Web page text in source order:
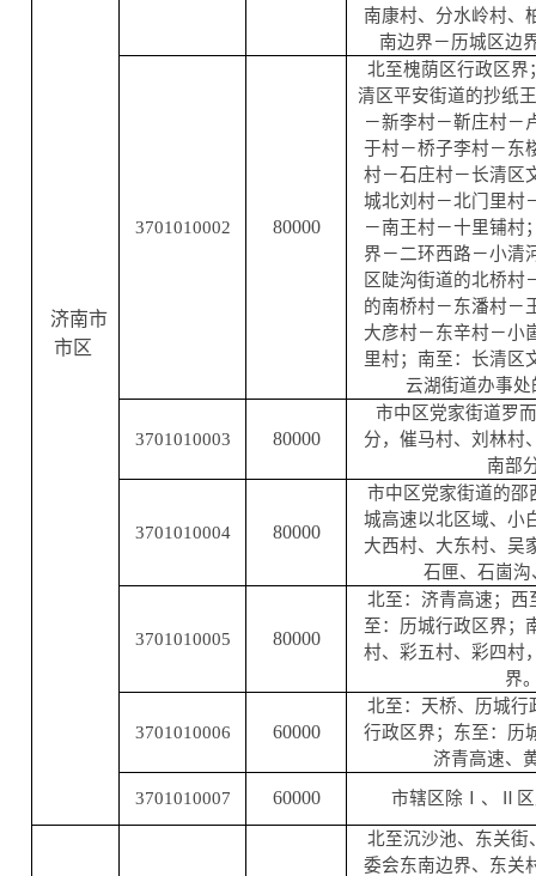
济南市
市区
南康村、分水岭村、
南边界－历城区边
3701010002 80000
北至槐荫区行政区界
清区平安街道的抄纸
－新李村－靳庄村－
于村－桥子李村－东
村－石庄村－长清区
城北刘村－北门里村
－南王村－十里铺村
界－二环西路－小清
区陡沟街道的北桥村
的南桥村－东潘村－
大彦村－东辛村－小
里村；南至：长清区
云湖街道办事
3701010003 80000
市中区党家街道罗
分，催马村、刘林村
南部
3701010004 80000
市中区党家街道的邵
城高速以北区域、小
大西村、大东村、吴
石匣、石崮
3701010005 80000
北至：济青高速；西
至：历城行政区界；
村、彩五村、彩四村
界
3701010006 60000
北至：天桥、历城行
行政区界；东至：历
济青高速、
3701010007 60000 市辖区除Ⅰ、Ⅱ区
北至沉沙池、东关街
委会东南边界、东关